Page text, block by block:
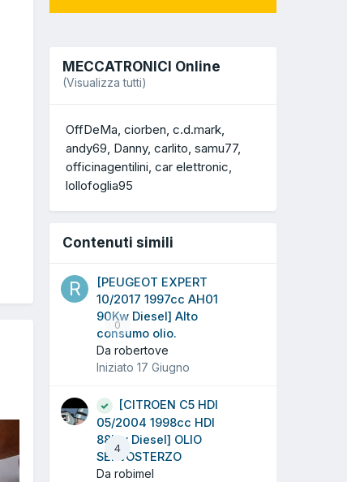
MECCATRONICI Online
(Visualizza tutti)
OffDeMa ciorben c.d.mark
andy69 Danny carlito samu77
officinagentilini car elettronic
lollofoglia95
Contenuti simili
0
[PEUGEOT EXPERT
10/2017 1997cc AH01
90Kw Diesel] Alto
consumo olio.
Da robertove
Iniziato 17 Giugno
4
[CITROEN C5 HDI
05/2004 1998cc HDI
88Kw Diesel] OLIO
SERVOSTERZO
Da robimel